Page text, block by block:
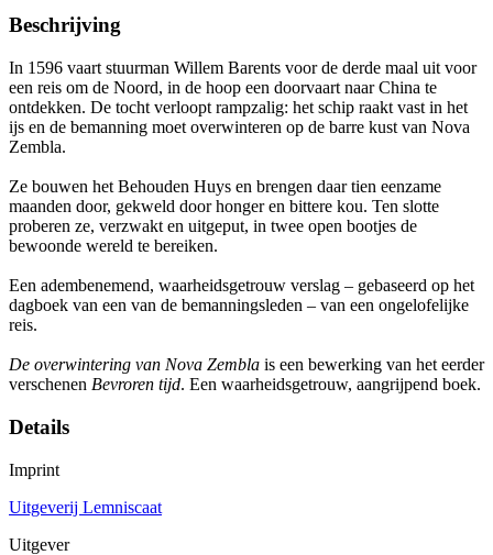
Beschrijving
In 1596 vaart stuurman Willem Barents voor de derde maal uit voor
een reis om de Noord, in de hoop een doorvaart naar China te
ontdekken. De tocht verloopt rampzalig: het schip raakt vast in het
ijs en de bemanning moet overwinteren op de barre kust van Nova
Zembla.
Ze bouwen het Behouden Huys en brengen daar tien eenzame
maanden door, gekweld door honger en bittere kou. Ten slotte
proberen ze, verzwakt en uitgeput, in twee open bootjes de
bewoonde wereld te bereiken.
Een adembenemend, waarheidsgetrouw verslag – gebaseerd op het
dagboek van een van de bemanningsleden – van een ongelofelijke
reis.
De overwintering van Nova Zembla is een bewerking van het eerder
verschenen Bevroren tijd. Een waarheidsgetrouw, aangrijpend boek.
Details
Imprint
Uitgeverij Lemniscaat
Uitgever